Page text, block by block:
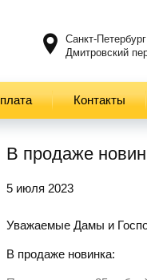
Санкт-Петербург
Дмитровский
Контакты
В продаже
5 июля 2023
Уважаемые Дамы и
В продаже новинка: